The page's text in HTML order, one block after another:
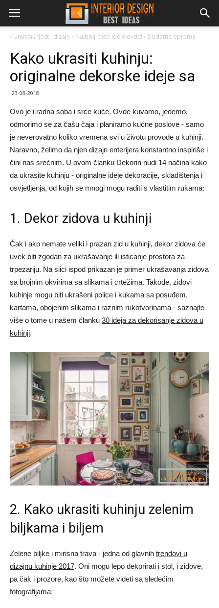
› Unutrašnjost i dizajn • Najbolji foto ideje ovde! › Dodatna oprema
Kako ukrasiti kuhinju:
originalne dekorske ideje sa
23-08-2018
Ovo je i radna soba i srce kuće. Ovde kuvamo, jedemo,
odmorimo se za čašu čaja i planiramo kućne poslove - samo
je neverovatno koliko vremena svi u životu provode u kuhinji.
Naravno, želimo da njen dizajn enterijera konstantno inspiriše i
čini nas srećnim. U ovom članku Dekorin nudi 14 načina kako
da ukrasite kuhinju - originalne ideje dekoracije, skladištenja i
osvjetljenja, od kojih se mnogi mogu raditi s vlastitim rukama:
1. Dekor zidova u kuhinji
Čak i ako nemate veliki i prazan zid u kuhinji, dekor zidova će
uvek biti zgodan za ukrašavanje ili isticanje prostora za
trpezariju. Na slici ispod prikazan je primer ukrašavanja zidova
sa brojnim okvirima sa slikama i crtežima. Takođe, zidovi
kuhinje mogu biti ukrašeni police i kukama sa posuđem,
kartama, obojenim slikama i raznim rukotvorinama - saznajte
više o tome u našem članku 30 ideja za dekorisanje zidova u
kuhinji.
2. Kako ukrasiti kuhinju zelenim
biljkama i biljem
Zelene biljke i mirisna trava - jedna od glavnih trendovi u
dizajnu kuhinje 2017. Oni mogu lepo dekorirati i stol, i zidove,
pa čak i prozore, kao što možete videti sa sledećim
fotografijama: